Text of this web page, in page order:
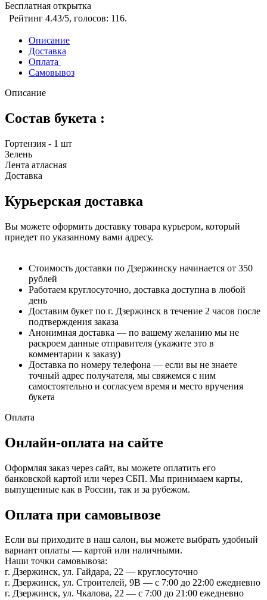
Бесплатная открытка
Рейтинг 4.43/5, голосов: 116.
Описание
Доставка
Оплата
Самовывоз
Описание
Состав букета :
Гортензия - 1 шт
Зелень
Лента атласная
Доставка
Курьерская доставка
Вы можете оформить доставку товара курьером, который
приедет по указанному вами адресу.
Стоимость доставки по Дзержинску начинается от 350
рублей
Работаем круглосуточно, доставка доступна в любой
день
Доставим букет по г. Дзержинск в течение 2 часов после
подтверждения заказа
Анонимная доставка — по вашему желанию мы не
раскроем данные отправителя (укажите это в
комментарии к заказу)
Доставка по номеру телефона — если вы не знаете
точный адрес получателя, мы свяжемся с ним
самостоятельно и согласуем время и место вручения
букета
Оплата
Онлайн-оплата на сайте
Оформляя заказ через сайт, вы можете оплатить его
банковской картой или через СБП. Мы принимаем карты,
выпущенные как в России, так и за рубежом.
Оплата при самовывозе
Если вы приходите в наш салон, вы можете выбрать удобный
вариант оплаты — картой или наличными.
Наши точки самовывоза:
г. Дзержинск, ул. Гайдара, 22 — круглосуточно
г. Дзержинск, ул. Строителей, 9В — с 7:00 до 22:00 ежедневно
г. Дзержинск, ул. Чкалова, 22 — с 7:00 до 21:00 ежедневно